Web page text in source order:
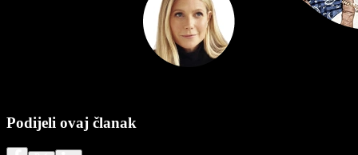
Podijeli ovaj članak